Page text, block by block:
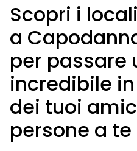
Scopri i
a
per passare
incredibile
dei tuoi
persone a